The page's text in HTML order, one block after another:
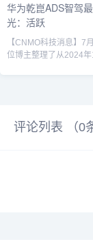
华为乾崑ADS智驾
光：活跃
【CNMO科技消息】7
位博主整理了从2024年
8%；2、月度智驾总里
评论列表 （0